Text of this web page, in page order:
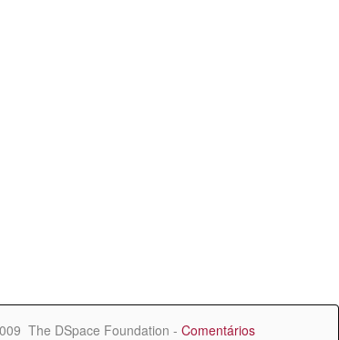
The DSpace Foundation - Comentários